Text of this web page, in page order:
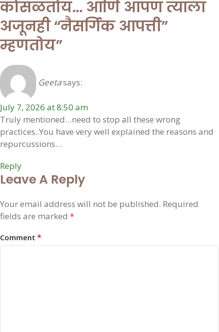
कोसळतोय… आणि आपण त्याला
अजूनही “नैसर्गिक आपत्ती”
म्हणतोय”
Geetasays:
July 7, 2026 at 8:50 am
Truly mentioned…need to stop all these wrong
practices..You have very well explained the reasons and
repurcussions…
Reply
Leave A Reply
Your email address will not be published. Required
fields are marked *
Comment *